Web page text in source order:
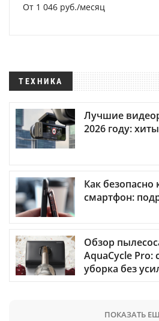
От 1 046 руб./месяц
ТЕХНИКА
Лучшие
2026 году:
Как безопасно
смартфон:
Обзор
AquaCycle Pro:
уборка без
ПОКАЗАТЬ